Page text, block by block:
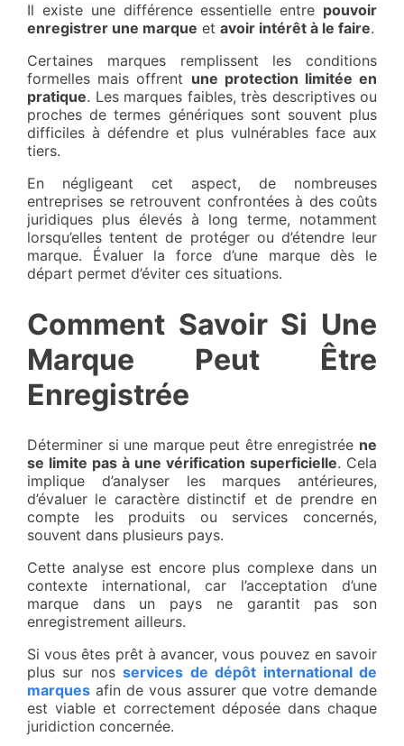
Il existe une différence essentielle entre pouvoir
enregistrer une marque et avoir intérêt à le faire.
Certaines marques remplissent les conditions
formelles mais offrent une protection limitée en
pratique. Les marques faibles, très descriptives ou
proches de termes génériques sont souvent plus
difficiles à défendre et plus vulnérables face aux
tiers.
En négligeant cet aspect, de nombreuses
entreprises se retrouvent confrontées à des coûts
juridiques plus élevés à long terme, notamment
lorsqu’elles tentent de protéger ou d’étendre leur
marque. Évaluer la force d’une marque dès le
départ permet d’éviter ces situations.
Comment Savoir Si Une
Marque Peut Être
Enregistrée
Déterminer si une marque peut être enregistrée ne
se limite pas à une vérification superficielle. Cela
implique d’analyser les marques antérieures,
d’évaluer le caractère distinctif et de prendre en
compte les produits ou services concernés,
souvent dans plusieurs pays.
Cette analyse est encore plus complexe dans un
contexte international, car l’acceptation d’une
marque dans un pays ne garantit pas son
enregistrement ailleurs.
Si vous êtes prêt à avancer, vous pouvez en savoir
plus sur nosservices de dépôt international de
marques afin de vous assurer que votre demande
est viable et correctement déposée dans chaque
juridiction concernée.